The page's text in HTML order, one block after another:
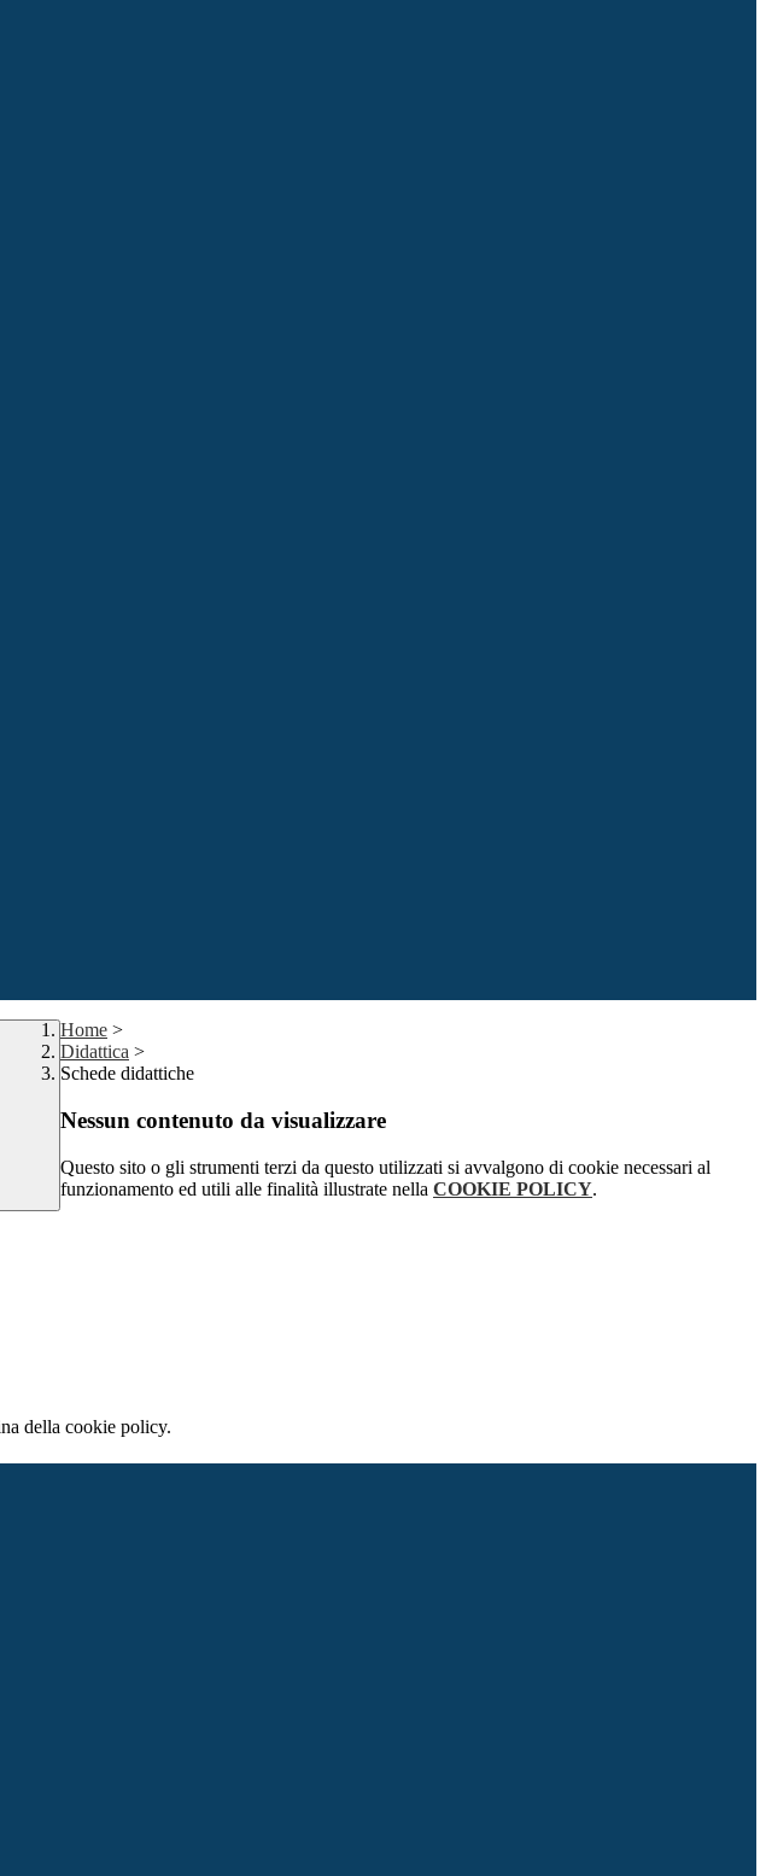
Home >
Didattica >
Schede didattiche
Nessun contenuto da visualizzare
Questo sito o gli strumenti terzi da questo utilizzati si avvalgono di cookie necessari al
funzionamento ed utili alle finalità illustrate nella COOKIE POLICY.
della cookie policy.